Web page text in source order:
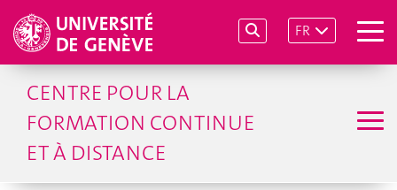
FR
CENTRE POUR LA
FORMATION CONTINUE
ET À DISTANCE